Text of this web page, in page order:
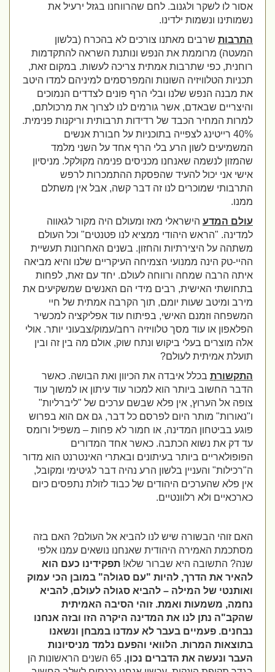
אסור לו לשקר ולגנוב. לחם שהרווחנו בגזל ירעיל את
נשמותינו ונשמות ילדינו.
התרבותשרבים מאתנו צורכים לא בהכרח (בלשון
המעטה) מרוממת את הנפש ונותנת השראה להתקדמות
רוחנית, כפי שתרבות אמתית צריכה לעשות. במקום זאת,
תכניות הטלוויזיה השונות והמפרסמים למיניהם למדו היטב
את מבנה הנפש שלנו ובלי הרף פונים לצדדים הנמוכים
והיצריים שבאדם, אשר גורמים לנו לצרוך את מרכולתם,
למרות המחיר הכבד של רדידות תרבותית וריקנות פנימית.
40% רייטינג לצפייה בתוכניות על חבורת אנשים
המשמיעים לשון הרע בלי הרף אחד על השני מלמד
שהמזון לנשמה שאנחנו מכניסים פנימה מקולקל. מניסיון
אישי אני יכול להעיד שהפסקת ההתמכרות לרפש
התרבותי שמוכרים לנו זה דבר קשה, אבל אין משתלם
ממנו.
עולם המדעהישראלי מאז ומעולם היה מקור לגאווה
למדינה. "הראש היהודי ממציא לנו פטנטים" וכל העולם
משתהה על היצירתיות והחזון. בשנים האחרונות תעשיית
ההיי-טק הינה ממנועי הצמיחה העיקריים שלנו והיא מביאה
איתה הרבה שמחה ורווחה לעולם. יחד עם זאת, לפחות
בתחושתי האישית, רבים מידי הם האנשים שמשקיעים את
מירב ומיטב שעות יומם, תוך הקרבה אמתית של חיי
המשפחה וזמנם האישי, בפיתוח עוד אפליקציה למכשיר
הפלאפון או עוד מסך טלוויזיה רחב/עמוק/צבעוני יותר. אולי
אלה מוצרים בעלי ביקוש ונתח שוק, אולם מה בין זה ובין
תועלת אמיתית לעולם?
התקשורתבכלל איבדה את הכיוון ואת הבושה. כאשר
הדבר החשוב ביותר הוא למכור עוד עיתון או למשוך עוד
צופה אל הערוץ, אין פלא שבשם ערכים של "ליברליות"
ו"נאורות" מותר היום לפרסם כל דבר, גם אם הוא בפרוש
פוגע בביטחון המדינה, או חמור לא פחות – משפיל ורומס
עד דק את נשוא הכתבה. כאשר אחד המדורים
הפופולאריים ביותר בעיתונים ובאתרי האינטרנט הוא מדור
ה"רכילות" והעניין בלשון הרע נהיה דבר לגיטימי ומקובל,
אין פלא שהערכים היהודים של כבוד לזולת נתפסים כיום
כארכאיים ולא רלוונטיים.
האם זוהי הבשורה שיש לנו להביא אל העולם? האם בזה
מסתכמת האמירה היהודית שאנחנו נושאים עמנו אלפי
שנה? התשובה היא שברור שלא!תפקידינו כעם הוא
להאיר את הדרך, להיות "עם סגולה" במובן הכי עמוק
ואותנטי של המילה – להביא סגולה לעולם, להביא
נחמה, משמעות ואמת. זוהי הסיבה האמיתית
שהקב"ה נתן לנו את המדינה היקרה הזו ובזה אנחנו
נבחנים. פעמיים בעבר לא עמדנו במבחן ונשאנו
בתוצאות המרות. הלוואי והפעם נלמד מניסיונות
העבר ונעשה את הדברים נכון.
65 השנים הראשונות הן